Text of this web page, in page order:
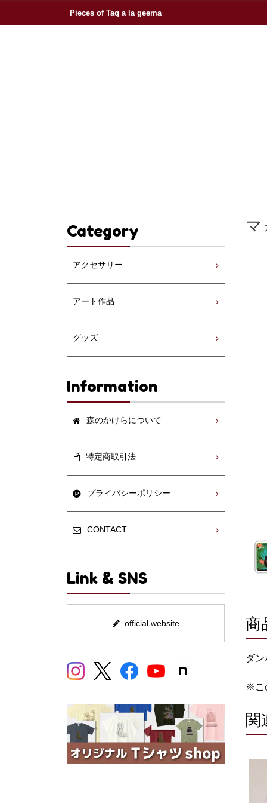
Pieces of Taq a la geema
マ
商
ダ
※こ
関
Category
アクセサリー
アート作品
グッズ
Information
森のかけらについて
特定商取引法
プライバシーポリシー
CONTACT
Link & SNS
official website